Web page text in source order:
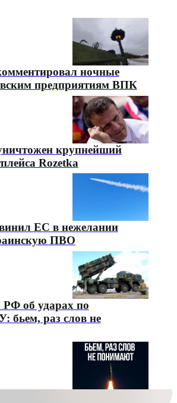
ночные
предприятиям ВПК
крупнейший
Rozetka
ЕС в нежелании
ПВО
об ударах по
бьем, раз слов не